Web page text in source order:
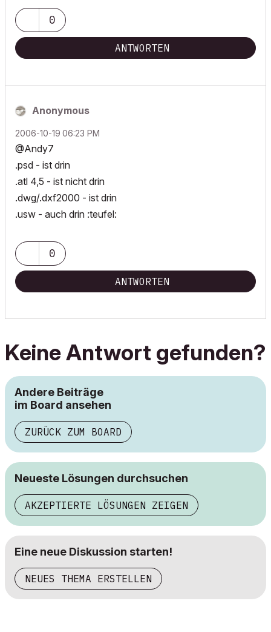
0
ANTWORTEN
Anonymous
‎2006-10-19 06:23 PM
@Andy7
.psd - ist drin
.atl 4,5 - ist nicht drin
.dwg/.dxf2000 - ist drin
.usw - auch drin :teufel:
0
ANTWORTEN
Keine Antwort gefunden?
Andere Beiträge
im Board ansehen
ZURÜCK ZUM BOARD
Neueste Lösungen durchsuchen
AKZEPTIERTE LÖSUNGEN ZEIGEN
Eine neue Diskussion starten!
NEUES THEMA ERSTELLEN